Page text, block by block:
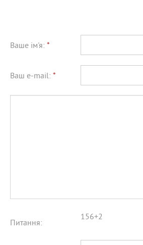
Ваше ім'я: *
Ваш e-mail: *
Питання:
156+2